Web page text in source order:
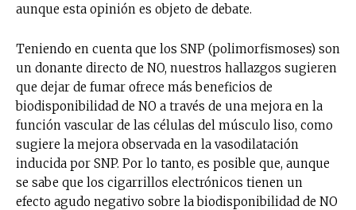
aunque esta opinión es objeto de debate.
Teniendo en cuenta que los SNP (polimorfismoses) son
un donante directo de NO, nuestros hallazgos sugieren
que dejar de fumar ofrece más beneficios de
biodisponibilidad de NO a través de una mejora en la
función vascular de las células del músculo liso, como
sugiere la mejora observada en la vasodilatación
inducida por SNP. Por lo tanto, es posible que, aunque
se sabe que los cigarrillos electrónicos tienen un
efecto agudo negativo sobre la biodisponibilidad de NO